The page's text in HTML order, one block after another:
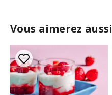
Vous aimerez aussi